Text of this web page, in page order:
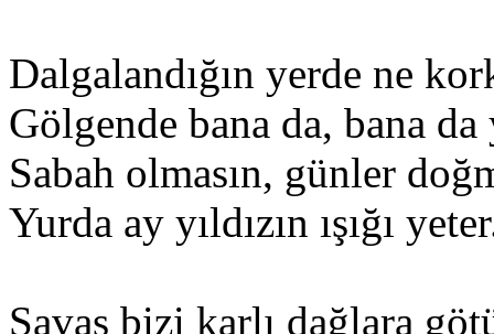
Dalgalandığın yerde ne
Gölgende bana da, bana
Sabah olmasın, günler
Yurda ay yıldızın ışığı
Savaş bizi karlı dağlara